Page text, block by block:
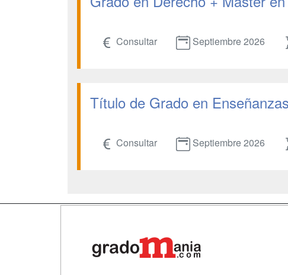
Consultar Septiembre 2026
Título de Grado en
Consultar Septiembre 2026